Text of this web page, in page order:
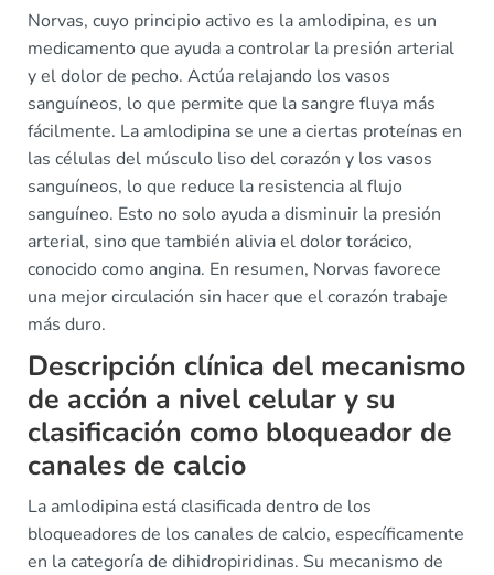
Norvas, cuyo principio activo es la amlodipina, es un
medicamento que ayuda a controlar la presión arterial
y el dolor de pecho. Actúa relajando los vasos
sanguíneos, lo que permite que la sangre fluya más
fácilmente. La amlodipina se une a ciertas proteínas en
las células del músculo liso del corazón y los vasos
sanguíneos, lo que reduce la resistencia al flujo
sanguíneo. Esto no solo ayuda a disminuir la presión
arterial, sino que también alivia el dolor torácico,
conocido como angina. En resumen, Norvas favorece
una mejor circulación sin hacer que el corazón trabaje
más duro.
Descripción clínica del mecanismo
de acción a nivel celular y su
clasificación como bloqueador de
canales de calcio
La amlodipina está clasificada dentro de los
bloqueadores de los canales de calcio, específicamente
en la categoría de dihidropiridinas. Su mecanismo de